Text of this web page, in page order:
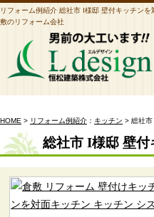
リフォーム例紹介 総社市 I様邸 壁付キッチン
敷のリフォーム会社
HOME > リフォーム例紹介 ： キッチン > 総社市
総社市 I様邸 壁付